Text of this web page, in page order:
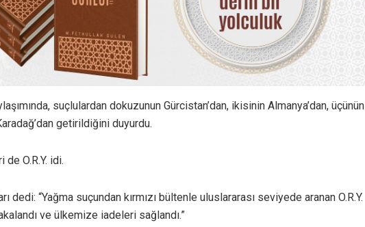
suçlulardan dokuzunun Gürcistan’dan, ikisinin Almanya’dan, üçünün
getirildiğini duyurdu.
O.R.Y. idi.
dedi: “Yağma suçundan kırmızı bültenle uluslararası seviyede aranan O.R.Y.
ve ülkemize iadeleri sağlandı.”